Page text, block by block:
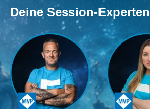
Deine Session-Experten